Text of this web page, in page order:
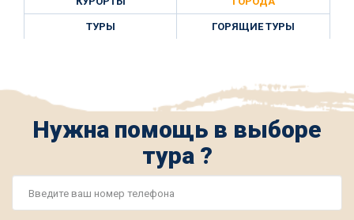
ТУРЫ ГОРЯЩИЕ ТУРЫ
Нужна помощь в выборе
тура ?